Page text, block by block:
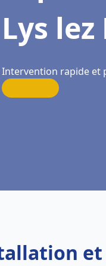
Lys
Intervention rapide et
et